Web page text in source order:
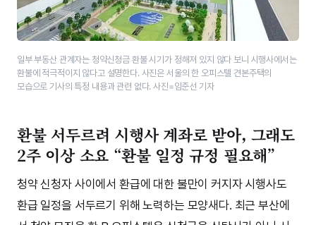
일부 부동산 관계자는 청약신청금 환불 시기가 정해져 있지 않다 보니 시행사에서는
환불에 적극적이지 않다고 설명한다. 사진은 서울의 한 오피스텔 견본주택의
모습으로 기사의 특정 내용과 관련 없다. 사진=임준선 기자
환불 서두르려 시행사 계좌로 받아, 그래도
2주 이상 소요 “환불 일정 규정 필요해”
청약 신청자 사이에서 환급에 대한 불만이 커지자 시행사도
환급 일정을 서두르기 위해 노력하는 모양새다. 최근 부산에